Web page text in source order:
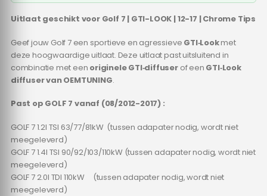
Uitlaat geschikt voor Golf 7 | GTI-LOOK | 12-17 | Chrome Tips
Geef jouw Golf 7 een sportieve en agressieve GTI‑Lookmet
deze hoogwaardige uitlaat. Deze uitlaat past uitsluitend in
combinatie met een originele GTI‑diffuserof een GTI‑Look
diffuser van OEMTUNING.
Past op GOLF 7 vanaf (08/2012-2017) :
GOLF 7 1.2l TSI 63/77/81kW (tussen adapater nodig, wordt niet
meegeleverd)
GOLF 7 1.4l TSI 90/92/103/110kW (tussen adapater nodig, wordt niet
meegeleverd)
GOLF 7 2.0l TDI 110kW (tussen adapater nodig, wordt niet
meegeleverd)